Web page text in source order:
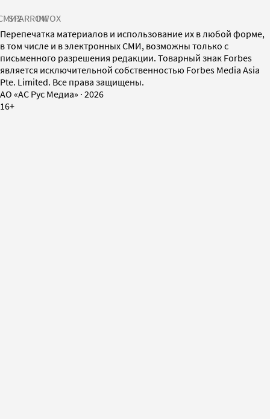
SPARROWINFOX
Перепечатка материалов и использование их в любой форме,
в том числе и в электронных СМИ, возможны только с
письменного разрешения редакции. Товарный знак Forbes
является исключительной собственностью Forbes Media Asia
Pte. Limited. Все права защищены.
AO «АС Рус Медиа» · 2026
16+